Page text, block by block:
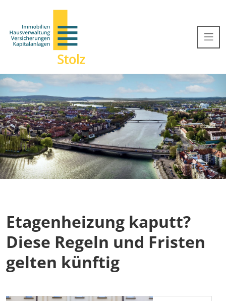
Etagenheizung kaputt?
Diese Regeln und Fristen
gelten künftig